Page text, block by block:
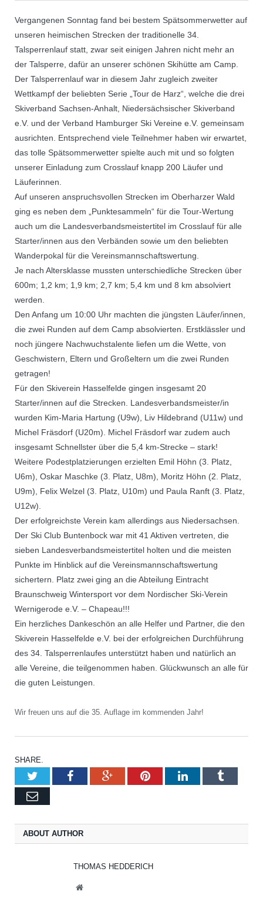
Vergangenen Sonntag fand bei bestem Spätsommerwetter auf
unseren heimischen Strecken der traditionelle 34.
Talsperrenlauf statt, zwar seit einigen Jahren nicht mehr an
der Talsperre, dafür an unserer schönen Skihütte am Camp.
Der Talsperrenlauf war in diesem Jahr zugleich zweiter
Wettkampf der beliebten Serie „Tour de Harz“, welche die drei
Skiverband Sachsen-Anhalt, Niedersächsischer Skiverband
e.V. und der Verband Hamburger Ski Vereine e.V. gemeinsam
ausrichten. Entsprechend viele Teilnehmer haben wir erwartet,
das tolle Spätsommerwetter spielte auch mit und so folgten
unserer Einladung zum Crosslauf knapp 200 Läufer und
Läuferinnen.
Auf unseren anspruchsvollen Strecken im Oberharzer Wald
ging es neben dem „Punktesammeln“ für die Tour-Wertung
auch um die Landesverbandsmeistertitel im Crosslauf für alle
Starter/innen aus den Verbänden sowie um den beliebten
Wanderpokal für die Vereinsmannschaftswertung.
Je nach Altersklasse mussten unterschiedliche Strecken über
600m; 1,2 km; 1,9 km; 2,7 km; 5,4 km und 8 km absolviert
werden.
Den Anfang um 10:00 Uhr machten die jüngsten Läufer/innen,
die zwei Runden auf dem Camp absolvierten. Erstklässler und
noch jüngere Nachwuchstalente liefen um die Wette, von
Geschwistern, Eltern und Großeltern um die zwei Runden
getragen!
Für den Skiverein Hasselfelde gingen insgesamt 20
Starter/innen auf die Strecken. Landesverbandsmeister/in
wurden Kim-Maria Hartung (U9w), Liv Hildebrand (U11w) und
Michel Fräsdorf (U20m). Michel Fräsdorf war zudem auch
insgesamt Schnellster über die 5,4 km-Strecke – stark!
Weitere Podestplatzierungen erzielten Emil Höhn (3. Platz,
U6m), Oskar Maschke (3. Platz, U8m), Moritz Höhn (2. Platz,
U9m), Felix Welzel (3. Platz, U10m) und Paula Ranft (3. Platz,
U12w).
Der erfolgreichste Verein kam allerdings aus Niedersachsen.
Der Ski Club Buntenbock war mit 41 Aktiven vertreten, die
sieben Landesverbandsmeistertitel holten und die meisten
Punkte im Hinblick auf die Vereinsmannschaftswertung
sichertern. Platz zwei ging an die Abteilung Eintracht
Braunschweig Wintersport vor dem Nordischer Ski-Verein
Wernigerode e.V. – Chapeau!!!
Ein herzliches Dankeschön an alle Helfer und Partner, die den
Skiverein Hasselfelde e.V. bei der erfolgreichen Durchführung
des 34. Talsperrenlaufes unterstützt haben und natürlich an
alle Vereine, die teilgenommen haben. Glückwunsch an alle für
die guten Leistungen.
Wir freuen uns auf die 35. Auflage im kommenden Jahr!
SHARE.
TwitterFacebookGoogle+PinterestLinkedInTumblr
Email
ABOUT AUTHOR
THOMAS HEDDERICH
Website